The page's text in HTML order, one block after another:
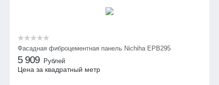
Фасадная фиброцементная панель Nichiha EPB295
5 909 Рублей
Цена за квадратный метр